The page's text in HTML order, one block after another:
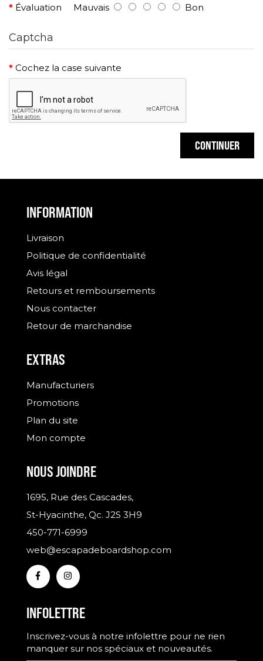
Évaluation Mauvais Bon
Captcha
Cochez la case suivante
CONTINUER
INFORMATION
Livraison
Politique de confidentialité
Avis légal
Retours et remboursements
Nous contacter
Retour de marchandise
EXTRAS
Manufacturiers
Promotions
Plan du site
Mon compte
NOUS JOINDRE
1695, Rue des Cascades,
St-Hyacinthe, Qc. J2S 3H9
450-771-6999
web@escapadeboardshop.com
INFOLETTRE
Inscrivez-vous à notre infolettre pour ne rien
manquer sur nos spéciaux et nouveautés.